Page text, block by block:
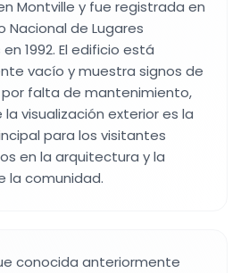
Montville y fue registrada en
Nacional de Lugares
1992. El edificio está
vacío y muestra signos de
falta de mantenimiento,
la visualización exterior es la
para los visitantes
en la arquitectura y la
la comunidad.
conocida anteriormente